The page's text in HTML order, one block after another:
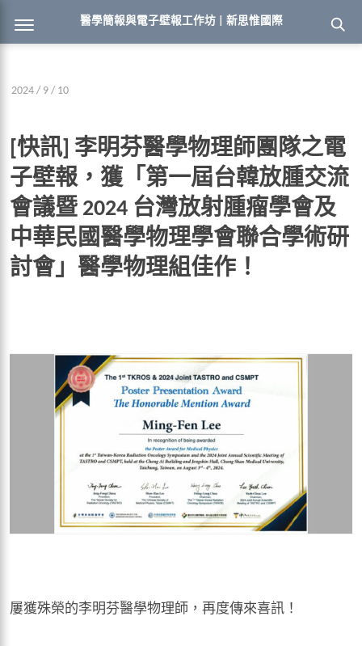
醫學簡報與電子壁報工作坊 | 新思惟國際
2024 / 9 / 10
[快訊] 李明芬醫學物理師團隊之電
子壁報，獲「第一屆台韓放腫交流
會議暨 2024 台灣放射腫瘤學會及
中華民國醫學物理學會聯合學術研
討會」醫學物理組佳作！
屢獲殊榮的李明芬醫學物理師，再度傳來喜訊！